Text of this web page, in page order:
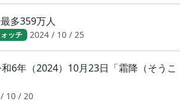
多359万人
ッチ 2024 / 10 / 25
6年（2024）10月23日「霜降（そうこ
10 / 20